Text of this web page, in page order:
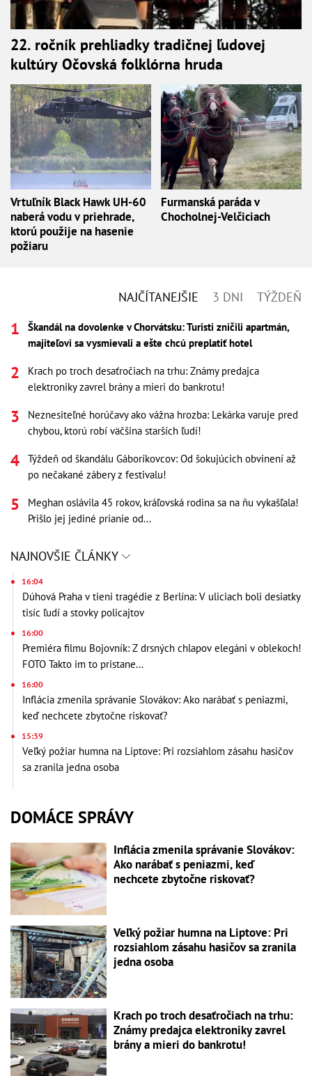
22. ročník prehliadky tradičnej ľudovej
kultúry Očovská folklórna hruda
Vrtuľník Black Hawk UH-60
naberá vodu v priehrade,
ktorú použije na hasenie
požiaru
Furmanská paráda v
Chocholnej-Velčiciach
NAJČÍTANEJŠIE 3 DNI TÝŽDEŇ
Škandál na dovolenke v Chorvátsku: Turisti zničili apartmán,
majiteľovi sa vysmievali a ešte chcú preplatiť hotel
Krach po troch desaťročiach na trhu: Známy predajca
elektroniky zavrel brány a mieri do bankrotu!
Neznesiteľné horúčavy ako vážna hrozba: Lekárka varuje pred
chybou, ktorú robí väčšina starších ľudí!
Týždeň od škandálu Gáboríkovcov: Od šokujúcich obvinení až
po nečakané zábery z festivalu!
Meghan oslávila 45 rokov, kráľovská rodina sa na ňu vykašľala!
Prišlo jej jediné prianie od...
NAJNOVŠIE ČLÁNKY
16:04
Dúhová Praha v tieni tragédie z Berlína: V uliciach boli desiatky
tisíc ľudí a stovky policajtov
16:00
Premiéra filmu Bojovník: Z drsných chlapov elegáni v oblekoch!
FOTO Takto im to pristane...
16:00
Inflácia zmenila správanie Slovákov: Ako narábať s peniazmi,
keď nechcete zbytočne riskovať?
15:39
Veľký požiar humna na Liptove: Pri rozsiahlom zásahu hasičov
sa zranila jedna osoba
DOMÁCE SPRÁVY
Inflácia zmenila správanie Slovákov:
Ako narábať s peniazmi, keď
nechcete zbytočne riskovať?
Veľký požiar humna na Liptove: Pri
rozsiahlom zásahu hasičov sa zranila
jedna osoba
Krach po troch desaťročiach na trhu:
Známy predajca elektroniky zavrel
brány a mieri do bankrotu!